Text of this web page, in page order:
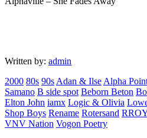
Written by: admin
2000 80s 90sAdan & IlseAlpha
Samano B side spot Beborn Beton
Elton John iamx Logic & Olivia
Shop Boys Rename Rotersand
VNV Nation Vogon Poetry